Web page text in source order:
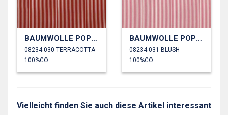
BAUMWOLLE POPELINE STREIFEN
08234.030 TERRACOTTA
100%CO
BAUMWOLLE POPELINE STREIFEN
08234.031 BLUSH
100%CO
Vielleicht finden Sie auch diese Artikel interessant